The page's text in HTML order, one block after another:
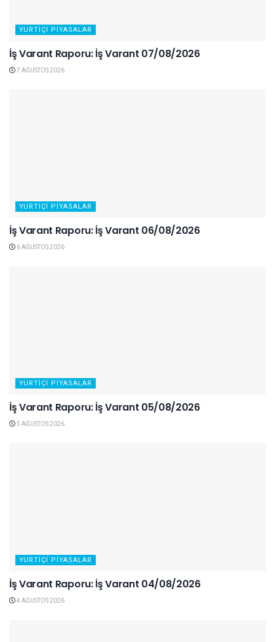
YURTIÇI PIYASALAR
İş Varant Raporu: İş Varant 07/08/2026
7 AĞUSTOS 2026
YURTIÇI PIYASALAR
İş Varant Raporu: İş Varant 06/08/2026
6 AĞUSTOS 2026
YURTIÇI PIYASALAR
İş Varant Raporu: İş Varant 05/08/2026
5 AĞUSTOS 2026
YURTIÇI PIYASALAR
İş Varant Raporu: İş Varant 04/08/2026
4 AĞUSTOS 2026